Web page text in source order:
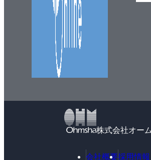
株式会社オー
会社概要採用情報